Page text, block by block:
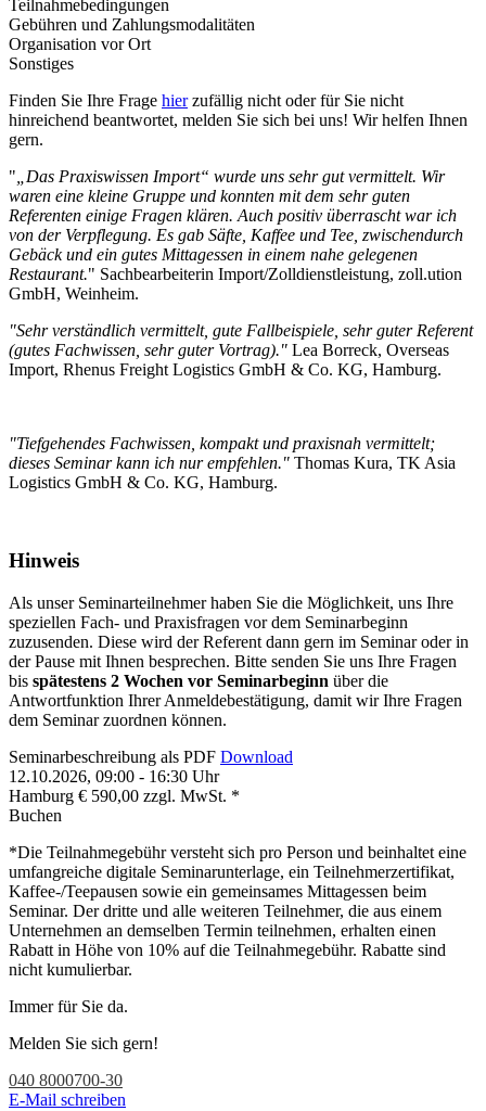
Teilnahmebedingungen
Gebühren und Zahlungsmodalitäten
Organisation vor Ort
Sonstiges
Finden Sie Ihre Frage hierzufällig nicht oder für Sie nicht
hinreichend beantwortet, melden Sie sich bei uns! Wir helfen Ihnen
gern.
" „Das Praxiswissen Import“ wurde uns sehr gut vermittelt. Wir
waren eine kleine Gruppe und konnten mit dem sehr guten
Referenten einige Fragen klären. Auch positiv überrascht war ich
von der Verpflegung. Es gab Säfte, Kaffee und Tee, zwischendurch
Gebäck und ein gutes Mittagessen in einem nahe gelegenen
Restaurant." Sachbearbeiterin Import/Zolldienstleistung, zoll.ution
GmbH, Weinheim.
"Sehr verständlich vermittelt, gute Fallbeispiele, sehr guter Referent
(gutes Fachwissen, sehr guter Vortrag)." Lea Borreck, Overseas
Import, Rhenus Freight Logistics GmbH & Co. KG, Hamburg.
"Tiefgehendes Fachwissen, kompakt und praxisnah vermittelt;
dieses Seminar kann ich nur empfehlen." Thomas Kura, TK Asia
Logistics GmbH & Co. KG, Hamburg.
Hinweis
Als unser Seminarteilnehmer haben Sie die Möglichkeit, uns Ihre
speziellen Fach- und Praxisfragen vor dem Seminarbeginn
zuzusenden. Diese wird der Referent dann gern im Seminar oder in
der Pause mit Ihnen besprechen. Bitte senden Sie uns Ihre Fragen
bis spätestens 2 Wochen vor Seminarbeginn über die
Antwortfunktion Ihrer Anmeldebestätigung, damit wir Ihre Fragen
dem Seminar zuordnen können.
Seminarbeschreibung als PDF Download
12.10.2026, 09:00 - 16:30 Uhr
Hamburg € 590,00 zzgl. MwSt. *
Buchen
*Die Teilnahmegebühr versteht sich pro Person und beinhaltet eine
umfangreiche digitale Seminarunterlage, ein Teilnehmerzertifikat,
Kaffee-/Teepausen sowie ein gemeinsames Mittagessen beim
Seminar. Der dritte und alle weiteren Teilnehmer, die aus einem
Unternehmen an demselben Termin teilnehmen, erhalten einen
Rabatt in Höhe von 10% auf die Teilnahmegebühr. Rabatte sind
nicht kumulierbar.
Immer für Sie da.
Melden Sie sich gern!
040 8000700-30
E-Mail schreiben